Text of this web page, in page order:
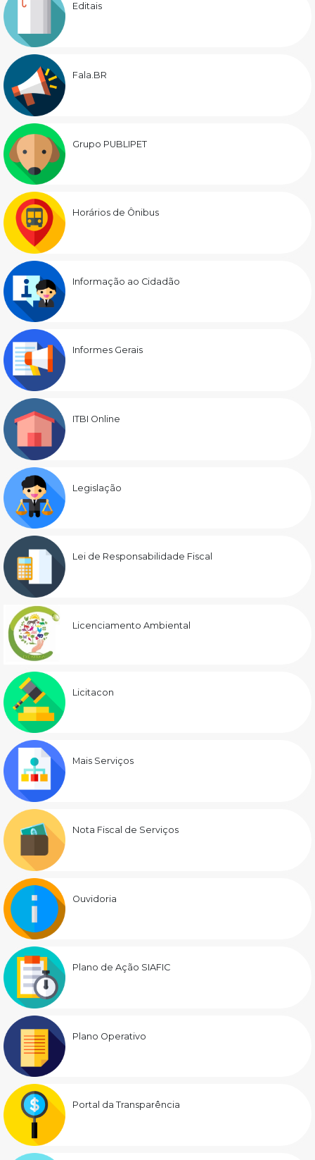
Editais
Fala.BR
Grupo PUBLIPET
Horários de Ônibus
Informação ao Cidadão
Informes Gerais
ITBI Online
Legislação
Lei de Responsabilidade Fiscal
Licenciamento Ambiental
Licitacon
Mais Serviços
Nota Fiscal de Serviços
Ouvidoria
Plano de Ação SIAFIC
Plano Operativo
Portal da Transparência